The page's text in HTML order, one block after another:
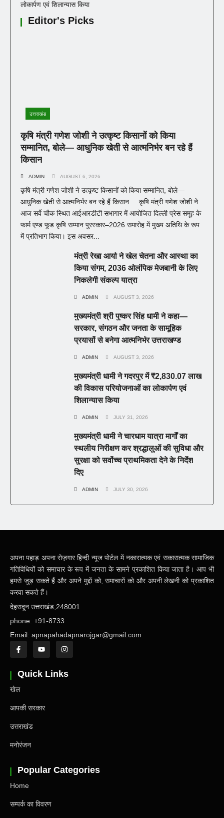
लोकार्पण एवं शिलान्यास किया
Editor's Picks
उत्तराखंड
कृषि मंत्री गणेश जोशी ने उत्कृष्ट किसानों को किया
सम्मानित, बोले— आधुनिक खेती से आत्मनिर्भर बन रहे हैं
किसान
ADMIN AUGUST 6, 2026
कृषि मंत्री गणेश जोशी ने उत्कृष्ट किसानों को किया सम्मानित, बोले—
आधुनिक खेती से आत्मनिर्भर बन रहे हैं किसान कृषि मंत्री गणेश जोशी ने
आज सर्वे चौक स्थित आईआरडीटी सभागार में आयोजित दिल्ली प्रेस समूह के
फार्म एण्ड फूड कृषि सम्मान पुरस्कार–2026 समारोह में मुख्य अतिथि के रूप
में प्रतिभाग किया। इस अवसर...
मंत्री रेखा आर्या ने खेल चेतना और आस्था का
किया संगम, 2036 ओलंपिक मेजबानी के लिए
निकलेगी संकल्प यात्रा
ADMIN AUGUST 3, 2026
मुख्यमंत्री श्री पुष्कर सिंह धामी ने कहा—
सरकार, संगठन और जनता के सामूहिक
प्रयासों से बनेगा आत्मनिर्भर उत्तराखण्ड
ADMIN AUGUST 3, 2026
मुख्यमंत्री धामी ने गदरपुर में ₹2,830.07 लाख
की विकास परियोजनाओं का लोकार्पण एवं
शिलान्यास किया
ADMIN JULY 31, 2026
मुख्यमंत्री धामी ने चारधाम यात्रा मार्गों का
स्थलीय निरीक्षण कर श्रद्धालुओं की सुविधा और
सुरक्षा को सर्वोच्च प्राथमिकता देने के निर्देश
दिए
ADMIN JULY 30, 2026
अपना पहाड़ अपना रोज़गार हिन्दी न्यूज पोर्टल में नकारात्मक एवं सकारात्मक सामाजिक
गतिविधियों को समाचार के रूप में जनता के सामने प्रकाशित किया जाता है। आप भी
हमसे जुड़ सकते हैं और अपने मुद्दों को, समाचारों को और अपनी लेखनी को प्रकाशित
करवा सकते हैं।
देहरादून उत्तराखंड,248001
phone: +91-8733
Email: apnapahadapnarojgar@gmail.com
Quick Links
खेल
आपकी सरकार
उत्तराखंड
मनोरंजन
Popular Categories
Home
सम्पर्क का विवरण